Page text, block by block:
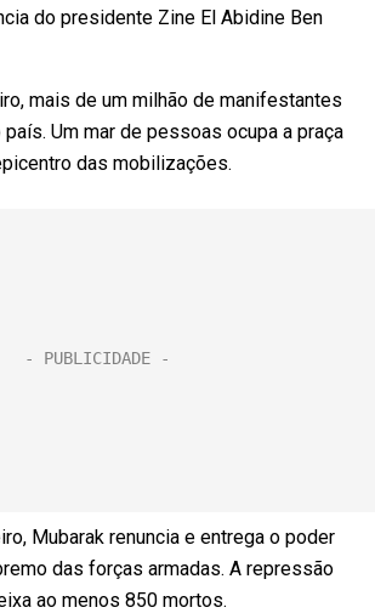
do presidente Zine El Abidine Ben
mais de um milhão de manifestantes
Um mar de pessoas ocupa a praça
das mobilizações.
Mubarak renuncia e entrega o poder
das forças armadas. A repressão
ao menos 850 mortos.